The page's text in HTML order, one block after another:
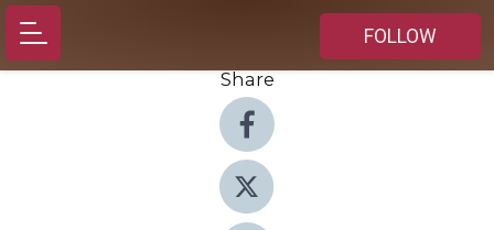
FOLLOW
Share